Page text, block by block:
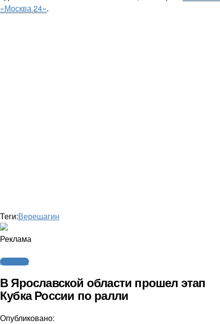
«Москва 24».
Теги:Верещагин
Реклама
Автоспорт
В Ярославской области прошел этап
Кубка России по ралли
Опубликовано: